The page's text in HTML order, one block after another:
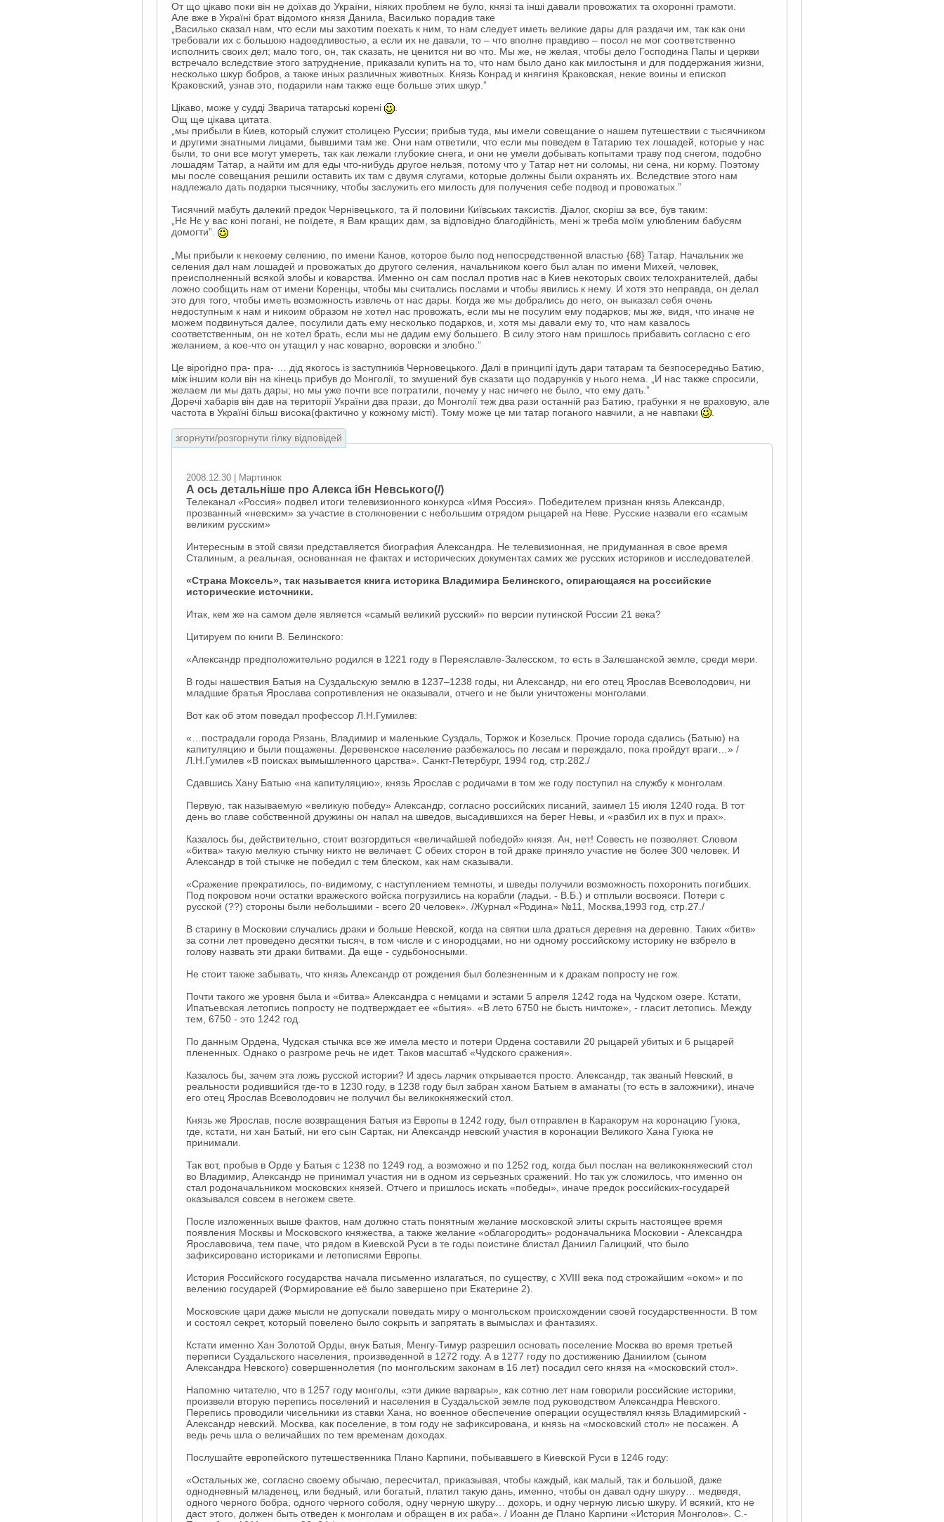
От що цікаво поки він не доїхав до України, ніяких проблем не було, князі та інші давали провожатих та охоронні грамоти.
Але вже в Україні брат відомого князя Данила, Василько порадив таке
„Василько сказал нам, что если мы захотим поехать к ним, то нам следует иметь великие дары для раздачи им, так как они
требовали их с большою надоедливостью, а если их не давали, то – что вполне правдиво – посол не мог соответственно
исполнить своих дел; мало того, он, так сказать, не ценится ни во что. Мы же, не желая, чтобы дело Господина Папы и церкви
встречало вследствие этого затруднение, приказали купить на то, что нам было дано как милостыня и для поддержания жизни,
несколько шкур бобров, а также иных различных животных. Князь Конрад и княгиня Краковская, некие воины и епископ
Краковский, узнав это, подарили нам также еще больше этих шкур.”
Цікаво, може у судді Зварича татарські корені
Ощ ще цікава цитата.
„мы прибыли в Киев, который служит столицею Руссии; прибыв туда, мы имели совещание о нашем путешествии с тысячником
и другими знатными лицами, бывшими там же. Они нам ответили, что если мы поведем в Татарию тех лошадей, которые у нас
были, то они все могут умереть, так как лежали глубокие снега, и они не умели добывать копытами траву под снегом, подобно
лошадям Татар, а найти им для еды что-нибудь другое нельзя, потому что у Татар нет ни соломы, ни сена, ни корму. Поэтому
мы после совещания решили оставить их там с двумя слугами, которые должны были охранять их. Вследствие этого нам
надлежало дать подарки тысячнику, чтобы заслужить его милость для получения себе подвод и провожатых.”
Тисячний мабуть далекий предок Чернівецького, та й половини Київських таксистів. Діалог, скоріш за все, був таким:
„Нє Нє у вас коні погані, не поїдете, я Вам кращих дам, за відповідно благодійність, мені ж треба моїм улюбленим бабусям
домогти”.
„Мы прибыли к некоему селению, по имени Канов, которое было под непосредственной властью {68} Татар. Начальник же
селения дал нам лошадей и провожатых до другого селения, начальником коего был алан по имени Михей, человек,
преисполненный всякой злобы и коварства. Именно он сам послал против нас в Киев некоторых своих телохранителей, дабы
ложно сообщить нам от имени Коренцы, чтобы мы считались послами и чтобы явились к нему. И хотя это неправда, он делал
это для того, чтобы иметь возможность извлечь от нас дары. Когда же мы добрались до него, он выказал себя очень
недоступным к нам и никоим образом не хотел нас провожать, если мы не посулим ему подарков; мы же, видя, что иначе не
можем подвинуться далее, посулили дать ему несколько подарков, и, хотя мы давали ему то, что нам казалось
соответственным, он не хотел брать, если мы не дадим ему большего. В силу этого нам пришлось прибавить согласно с его
желанием, а кое-что он утащил у нас коварно, воровски и злобно.”
Це вірогідно пра- пра- … дід якогось із заступників Черновецького. Далі в принципі ідуть дари татарам та безпосередньо Батию,
між іншим коли він на кінець прибув до Монголії, то змушений був сказати що подарунків у нього нема. „И нас также спросили,
желаем ли мы дать дары; но мы уже почти все потратили, почему у нас ничего не было, что ему дать.”
Доречі хабарів він дав на території України два прази, до Монголії теж два рази останній раз Батию, грабунки я не враховую, але
частота в Україні більш висока(фактично у кожному місті). Тому може це ми татар поганого навчили, а не навпаки
згорнути/розгорнути гілку відповідей
2008.12.30 | Мартинюк
А ось детальніше про Алекса ібн Невського(/)
Телеканал «Россия» подвел итоги телевизионного конкурса «Имя Россия». Победителем признан князь Александр,
прозванный «невским» за участие в столкновении с небольшим отрядом рыцарей на Неве. Русские назвали его «самым
великим русским»
Интересным в этой связи представляется биография Александра. Не телевизионная, не придуманная в свое время
Сталиным, а реальная, основанная не фактах и исторических документах самих же русских историков и исследователей.
«Страна Моксель», так называется книга историка Владимира Белинского, опирающаяся на российские
исторические источники.
Итак, кем же на самом деле является «самый великий русский» по версии путинской России 21 века?
Цитируем по книги В. Белинского:
«Александр предположительно родился в 1221 году в Переяславле-Залесском, то есть в Залешанской земле, среди мери.
В годы нашествия Батыя на Суздальскую землю в 1237–1238 годы, ни Александр, ни его отец Ярослав Всеволодович, ни
младшие братья Ярослава сопротивления не оказывали, отчего и не были уничтожены монголами.
Вот как об этом поведал профессор Л.Н.Гумилев:
«…пострадали города Рязань, Владимир и маленькие Суздаль, Торжок и Козельск. Прочие города сдались (Батыю) на
капитуляцию и были пощажены. Деревенское население разбежалось по лесам и переждало, пока пройдут враги…» /
Л.Н.Гумилев «В поисках вымышленного царства». Санкт-Петербург, 1994 год, стр.282./
Сдавшись Хану Батыю «на капитуляцию», князь Ярослав с родичами в том же году поступил на службу к монголам.
Первую, так называемую «великую победу» Александр, согласно российских писаний, заимел 15 июля 1240 года. В тот
день во главе собственной дружины он напал на шведов, высадившихся на берег Невы, и «разбил их в пух и прах».
Казалось бы, действительно, стоит возгордиться «величайшей победой» князя. Ан, нет! Совесть не позволяет. Словом
«битва» такую мелкую стычку никто не величает. С обеих сторон в той драке приняло участие не более 300 человек. И
Александр в той стычке не победил с тем блеском, как нам сказывали.
«Сражение прекратилось, по-видимому, с наступлением темноты, и шведы получили возможность похоронить погибших.
Под покровом ночи остатки вражеского войска погрузились на корабли (ладьи. - В.Б.) и отплыли восвояси. Потери с
русской (??) стороны были небольшими - всего 20 человек». /Журнал «Родина» №11, Москва,1993 год, стр.27./
В старину в Московии случались драки и больше Невской, когда на святки шла драться деревня на деревню. Таких «битв»
за сотни лет проведено десятки тысяч, в том числе и с инородцами, но ни одному российскому историку не взбрело в
голову назвать эти драки битвами. Да еще - судьбоносными.
Не стоит также забывать, что князь Александр от рождения был болезненным и к дракам попросту не гож.
Почти такого же уровня была и «битва» Александра с немцами и эстами 5 апреля 1242 года на Чудском озере. Кстати,
Ипатьевская летопись попросту не подтверждает ее «бытия». «В лето 6750 не бысть ничтоже», - гласит летопись. Между
тем, 6750 - это 1242 год.
По данным Ордена, Чудская стычка все же имела место и потери Ордена составили 20 рыцарей убитых и 6 рыцарей
плененных. Однако о разгроме речь не идет. Таков масштаб «Чудского сражения».
Казалось бы, зачем эта ложь русской истории? И здесь ларчик открывается просто. Александр, так званый Невский, в
реальности родившийся где-то в 1230 году, в 1238 году был забран ханом Батыем в аманаты (то есть в заложники), иначе
его отец Ярослав Всеволодович не получил бы великокняжеский стол.
Князь же Ярослав, после возвращения Батыя из Европы в 1242 году, был отправлен в Каракорум на коронацию Гуюка,
где, кстати, ни хан Батый, ни его сын Сартак, ни Александр невский участия в коронации Великого Хана Гуюка не
принимали.
Так вот, пробыв в Орде у Батыя с 1238 по 1249 год, а возможно и по 1252 год, когда был послан на великокняжеский стол
во Владимир, Александр не принимал участия ни в одном из серьезных сражений. Но так уж сложилось, что именно он
стал родоначальником московских князей. Отчего и пришлось искать «победы», иначе предок российских-государей
оказывался совсем в негожем свете.
После изложенных выше фактов, нам должно стать понятным желание московской элиты скрыть настоящее время
появления Москвы и Московского княжества, а также желание «облагородить» родоначальника Московии - Александра
Ярославовича, тем паче, что рядом в Киевской Руси в те годы поистине блистал Даниил Галицкий, что было
зафиксировано историками и летописями Европы.
История Российского государства начала письменно излагаться, по существу, с XVIII века под строжайшим «оком» и по
велению государей (Формирование её было завершено при Екатерине 2).
Московские цари даже мысли не допускали поведать миру о монгольском происхождении своей государственности. В том
и состоял секрет, который повелено было сокрыть и запрятать в вымыслах и фантазиях.
Кстати именно Хан Золотой Орды, внук Батыя, Менгу-Тимур разрешил основать поселение Москва во время третьей
переписи Суздальского населения, произведенной в 1272 году. А в 1277 году по достижению Даниилом (сыном
Александра Невского) совершеннолетия (по монгольским законам в 16 лет) посадил сего князя на «московский стол».
Напомню читателю, что в 1257 году монголы, «эти дикие варвары», как сотню лет нам говорили российские историки,
произвели вторую перепись поселений и населения в Суздальской земле под руководством Александра Невского.
Перепись проводили чисельники из ставки Хана, но военное обеспечение операции осуществлял князь Владимирский -
Александр невский. Москва, как поселение, в том году не зафиксирована, и князь на «московский стол» не посажен. А
ведь речь шла о величайших по тем временам доходах.
Послушайте европейского путешественника Плано Карпини, побывавшего в Киевской Руси в 1246 году:
«Остальных же, согласно своему обычаю, пересчитал, приказывая, чтобы каждый, как малый, так и большой, даже
однодневный младенец, или бедный, или богатый, платил такую дань, именно, чтобы он давал одну шкуру… медведя,
одного черного бобра, одного черного соболя, одну черную шкуру… дохорь, и одну черную лисью шкуру. И всякий, кто не
даст этого, должен быть отведен к монголам и обращен в их раба». / Иоанн де Плано Карпини «История Монголов». С.-